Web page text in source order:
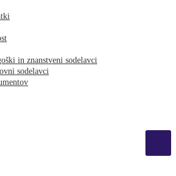
in znanstveni sodelavci
sodelavci